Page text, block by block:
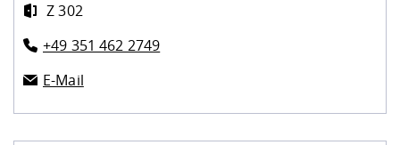
Z 302
+49 351 462 2749
E-Mail